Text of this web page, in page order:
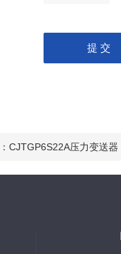
CJTGP6S22A压力变送器